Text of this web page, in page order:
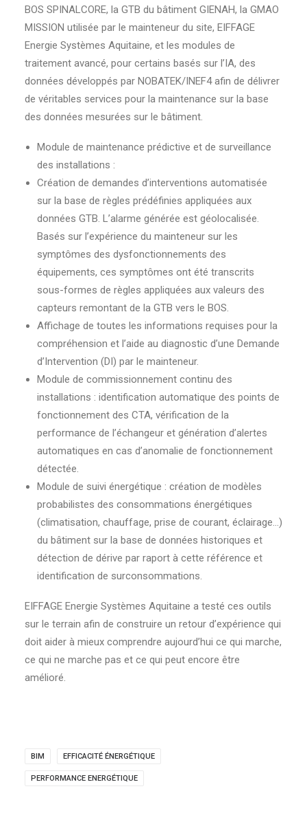
BOS SPINALCORE, la GTB du bâtiment GIENAH, la GMAO
MISSION utilisée par le mainteneur du site, EIFFAGE
Energie Systèmes Aquitaine, et les modules de
traitement avancé, pour certains basés sur l’IA, des
données développés par NOBATEK/INEF4 afin de délivrer
de véritables services pour la maintenance sur la base
des données mesurées sur le bâtiment.
Module de maintenance prédictive et de surveillance
des installations :
Création de demandes d’interventions automatisée
sur la base de règles prédéfinies appliquées aux
données GTB. L’alarme générée est géolocalisée.
Basés sur l’expérience du mainteneur sur les
symptômes des dysfonctionnements des
équipements, ces symptômes ont été transcrits
sous-formes de règles appliquées aux valeurs des
capteurs remontant de la GTB vers le BOS.
Affichage de toutes les informations requises pour la
compréhension et l’aide au diagnostic d’une Demande
d’Intervention (DI) par le mainteneur.
Module de commissionnement continu des
installations : identification automatique des points de
fonctionnement des CTA, vérification de la
performance de l’échangeur et génération d’alertes
automatiques en cas d’anomalie de fonctionnement
détectée.
Module de suivi énergétique : création de modèles
probabilistes des consommations énergétiques
(climatisation, chauffage, prise de courant, éclairage…)
du bâtiment sur la base de données historiques et
détection de dérive par raport à cette référence et
identification de surconsommations.
EIFFAGE Energie Systèmes Aquitaine a testé ces outils
sur le terrain afin de construire un retour d’expérience qui
doit aider à mieux comprendre aujourd’hui ce qui marche,
ce qui ne marche pas et ce qui peut encore être
amélioré.
BIM EFFICACITÉ ÉNERGÉTIQUE
PERFORMANCE ENERGÉTIQUE